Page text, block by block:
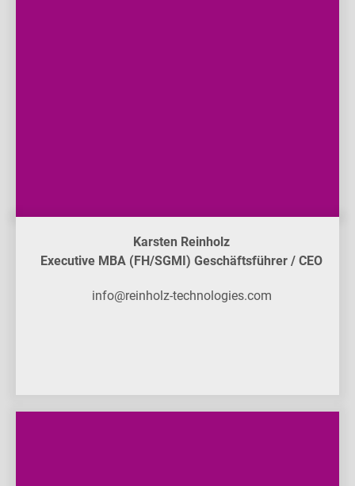
Karsten Reinholz
Executive MBA (FH/SGMI) Geschäftsführer / CEO
info@reinholz-technologies.com